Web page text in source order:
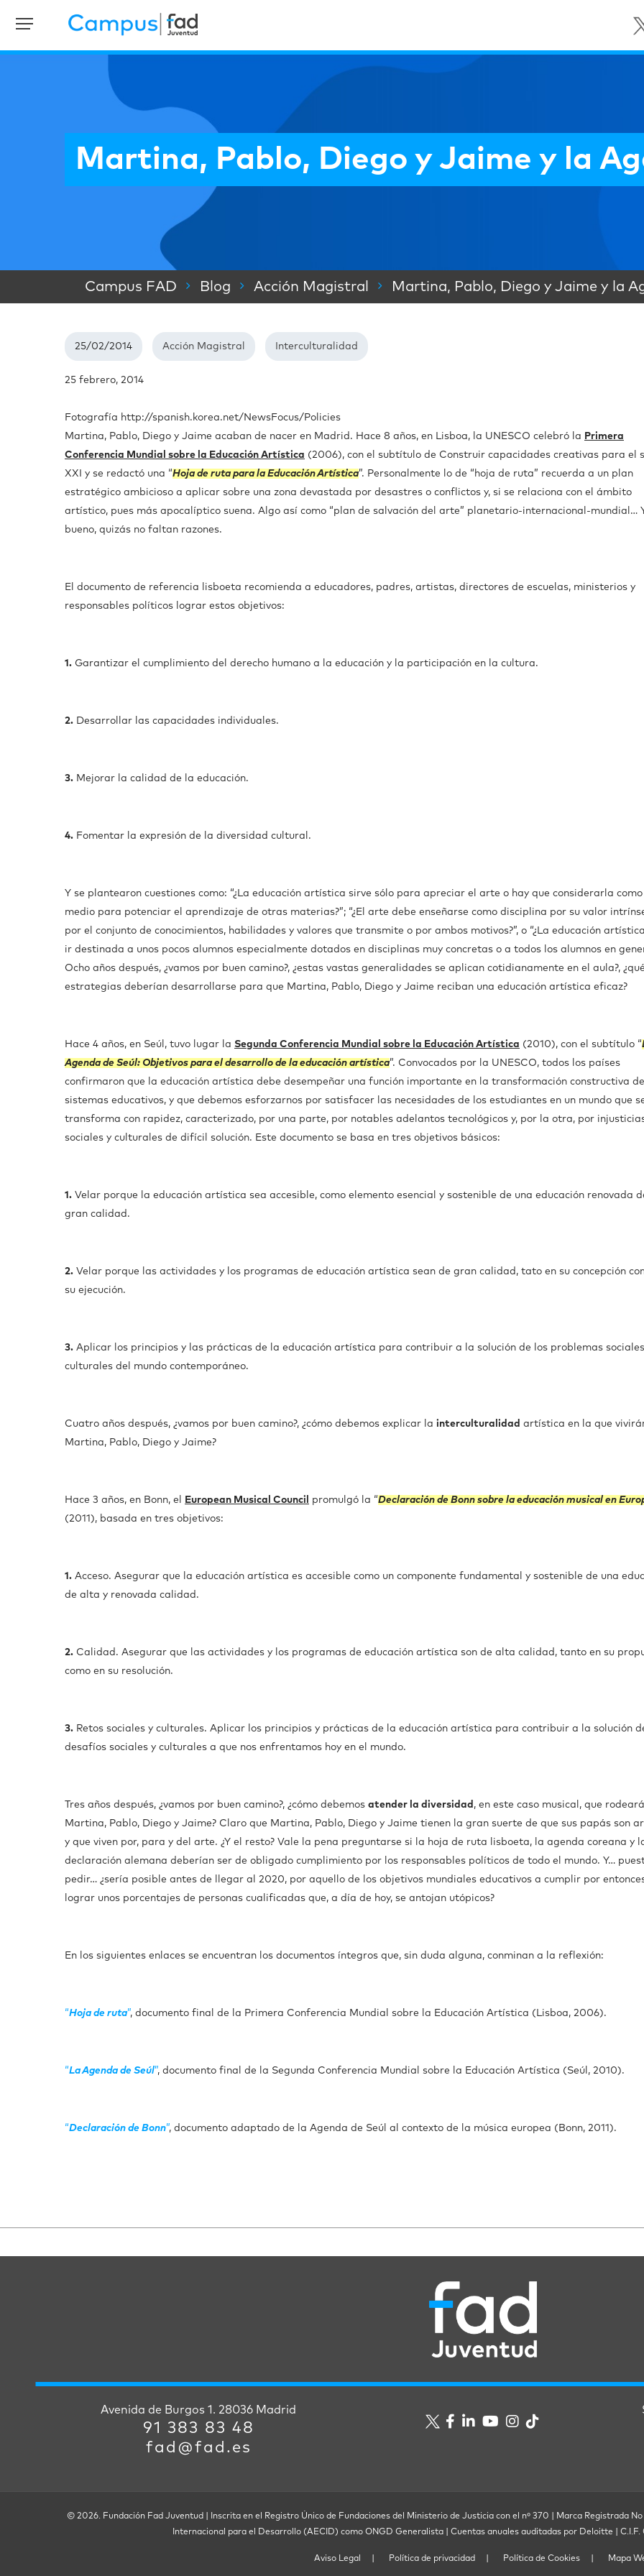
Martina, Pablo, Diego y Jaime y la
Campus FAD Blog Acción Magistral Martina, Pablo, Diego y Jaime y la
25/02/2014 Acción Magistral Interculturalidad
25 febrero, 2014
Fotografía http://spanish.korea.net/NewsFocus/Policies
Martina, Pablo, Diego y Jaime acaban de nacer en Madrid. Hace 8 años, en Lisboa, la UNESCO celebró la Primera
Conferencia Mundial sobre la Educación Artística (2006), con el subtítulo de Construir capacidades creativas para el
XXI y se redactó una “Hoja de ruta para la Educación Artística”. Personalmente lo de “hoja de ruta” recuerda a un plan
estratégico ambicioso a aplicar sobre una zona devastada por desastres o conflictos y, si se relaciona con el ámbito
artístico, pues más apocalíptico suena. Algo así como “plan de salvación del arte” planetario-internacional-mundial…
bueno, quizás no faltan razones.
El documento de referencia lisboeta recomienda a educadores, padres, artistas, directores de escuelas, ministerios y
responsables políticos lograr estos objetivos:
1. Garantizar el cumplimiento del derecho humano a la educación y la participación en la cultura.
2. Desarrollar las capacidades individuales.
3. Mejorar la calidad de la educación.
4. Fomentar la expresión de la diversidad cultural.
Y se plantearon cuestiones como: “¿La educación artística sirve sólo para apreciar el arte o hay que considerarla como
medio para potenciar el aprendizaje de otras materias?”; “¿El arte debe enseñarse como disciplina por su valor
por el conjunto de conocimientos, habilidades y valores que transmite o por ambos motivos?”, o “¿La educación
ir destinada a unos pocos alumnos especialmente dotados en disciplinas muy concretas o a todos los alumnos en
Ocho años después, ¿vamos por buen camino?, ¿estas vastas generalidades se aplican cotidianamente en el aula?, ¿qué
estrategias deberían desarrollarse para que Martina, Pablo, Diego y Jaime reciban una educación artística eficaz?
Hace 4 años, en Seúl, tuvo lugar la Segunda Conferencia Mundial sobre la Educación Artística (2010), con el subtítulo “
Agenda de Seúl: Objetivos para el desarrollo de la educación artística”. Convocados por la UNESCO, todos los países
confirmaron que la educación artística debe desempeñar una función importante en la transformación constructiva
sistemas educativos, y que debemos esforzarnos por satisfacer las necesidades de los estudiantes en un mundo que
transforma con rapidez, caracterizado, por una parte, por notables adelantos tecnológicos y, por la otra, por
sociales y culturales de difícil solución. Este documento se basa en tres objetivos básicos:
1. Velar porque la educación artística sea accesible, como elemento esencial y sostenible de una educación renovada
gran calidad.
2. Velar porque las actividades y los programas de educación artística sean de gran calidad, tato en su concepción
su ejecución.
3. Aplicar los principios y las prácticas de la educación artística para contribuir a la solución de los problemas
culturales del mundo contemporáneo.
Cuatro años después, ¿vamos por buen camino?, ¿cómo debemos explicar la interculturalidad artística en la que
Martina, Pablo, Diego y Jaime?
Hace 3 años, en Bonn, el European Musical Council promulgó la “Declaración de Bonn sobre la educación musical en
(2011), basada en tres objetivos:
1. Acceso. Asegurar que la educación artística es accesible como un componente fundamental y sostenible de una
de alta y renovada calidad.
2. Calidad. Asegurar que las actividades y los programas de educación artística son de alta calidad, tanto en su
como en su resolución.
3. Retos sociales y culturales. Aplicar los principios y prácticas de la educación artística para contribuir a la solución
desafíos sociales y culturales a que nos enfrentamos hoy en el mundo.
Tres años después, ¿vamos por buen camino?, ¿cómo debemos atender la diversidad , en este caso musical, que
Martina, Pablo, Diego y Jaime? Claro que Martina, Pablo, Diego y Jaime tienen la gran suerte de que sus papás son
y que viven por, para y del arte. ¿Y el resto? Vale la pena preguntarse si la hoja de ruta lisboeta, la agenda coreana y
declaración alemana deberían ser de obligado cumplimiento por los responsables políticos de todo el mundo. Y…
pedir… ¿sería posible antes de llegar al 2020, por aquello de los objetivos mundiales educativos a cumplir por
lograr unos porcentajes de personas cualificadas que, a día de hoy, se antojan utópicos?
En los siguientes enlaces se encuentran los documentos íntegros que, sin duda alguna, conminan a la reflexión:
“Hoja de ruta”, documento final de la Primera Conferencia Mundial sobre la Educación Artística (Lisboa, 2006).
“La Agenda de Seúl”, documento final de la Segunda Conferencia Mundial sobre la Educación Artística (Seúl, 2010).
“Declaración de Bonn”, documento adaptado de la Agenda de Seúl al contexto de la música europea (Bonn, 2011).
Avenida de Burgos 1. 28036 Madrid
91 383 83 48
fad@fad.es
© 2026. Fundación Fad Juventud | Inscrita en el Registro Único de Fundaciones del Ministerio de Justicia con el nº 370 | Marca Registrada
Internacional para el Desarrollo (AECID) como ONGD Generalista | Cuentas anuales auditadas por Deloitte |
Aviso Legal Política de privacidad Política de Cookies Mapa